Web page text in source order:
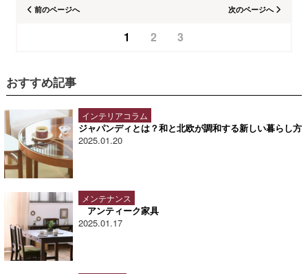
前のページへ
1 2 3
次のページへ
おすすめ記事
インテリアコラム
ジャパンディとは？和と北欧が調和する新しい暮らし方
2025.01.20
メンテナンス
アンティーク家具
2025.01.17